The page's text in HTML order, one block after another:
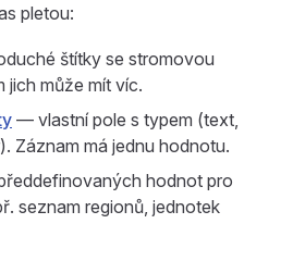
pletou:
štítky se stromovou
jich může mít víc.
— vlastní pole s typem (text,
Záznam má jednu hodnotu.
hodnot pro
seznam regionů, jednotek